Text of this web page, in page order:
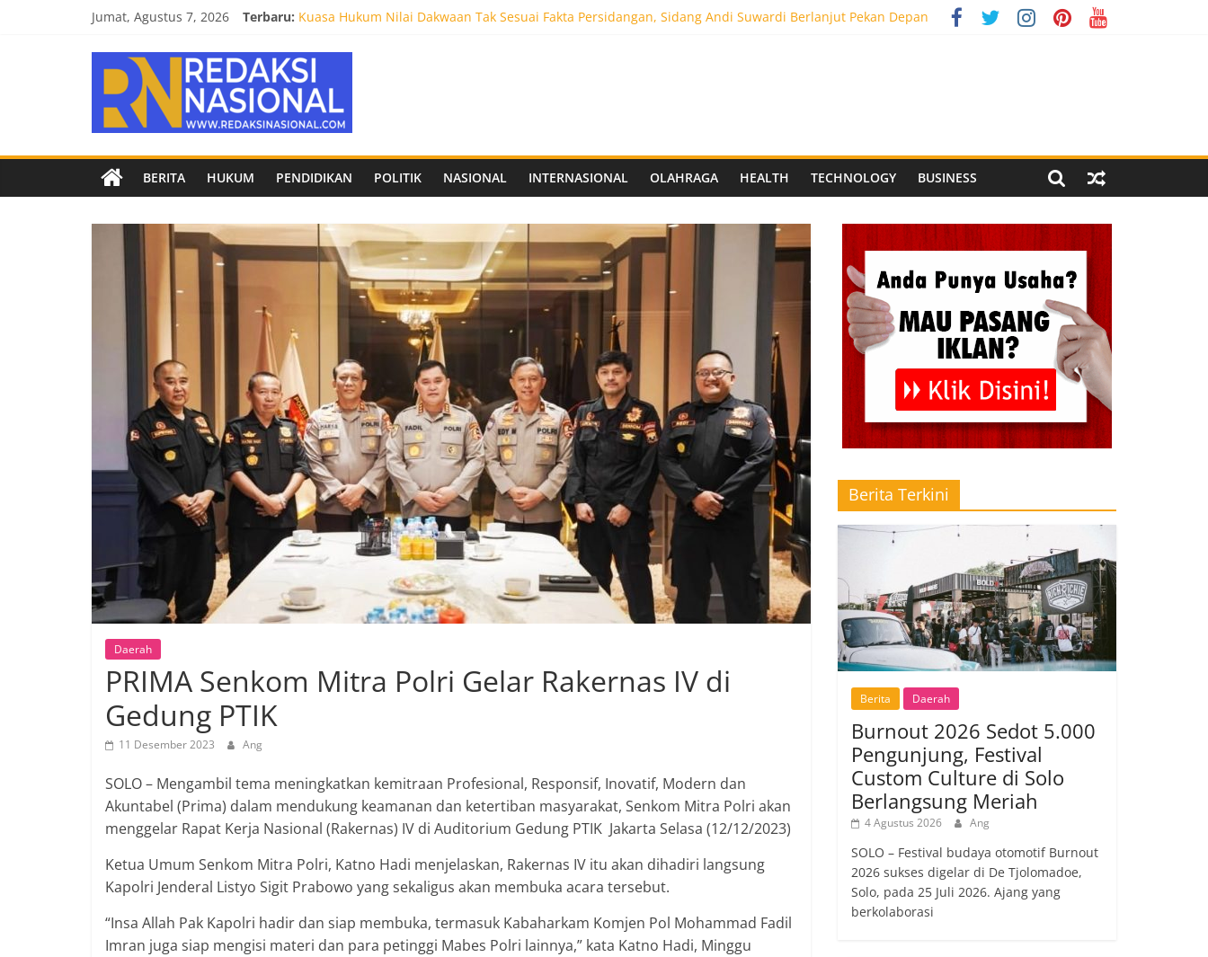
Jumat, Agustus 7, 2026 Terbaru: Biro Hukum Setdaprov Jatim Matangkan Keamanan Website dan Siapkan Sistem Social Media Tracking
Kuasa Hukum Nilai Dakwaan Tak Sesuai Fakta Persidangan, Sidang Andi Suwardi Berlanjut Pekan Depan
Burnout 2026 Sedot 5.000 Pengunjung, Festival Custom Culture di Solo Berlangsung Meriah
Kendal Tornado FC Siapkan Stadion Berkapasitas 10 Ribu Penonton, Dekat Exit Tol Pegandon
Empat Tim Fakultas Vokasi UNAIR Mulai Perjuangan di Final OLIVIA XI 2026
Redaksi
Nasional
Berita
terpercaya
netral
BERITA HUKUM PENDIDIKAN POLITIK NASIONAL INTERNASIONAL OLAHRAGA HEALTH TECHNOLOGY BUSINESS
Daerah
PRIMA Senkom Mitra Polri Gelar Rakernas IV di
Gedung PTIK
11 Desember 2023 Ang
SOLO – Mengambil tema meningkatkan kemitraan Profesional, Responsif, Inovatif, Modern dan
Akuntabel (Prima) dalam mendukung keamanan dan ketertiban masyarakat, Senkom Mitra Polri akan
menggelar Rapat Kerja Nasional (Rakernas) IV di Auditorium Gedung PTIK Jakarta Selasa (12/12/2023)
Ketua Umum Senkom Mitra Polri, Katno Hadi menjelaskan, Rakernas IV itu akan dihadiri langsung
Kapolri Jenderal Listyo Sigit Prabowo yang sekaligus akan membuka acara tersebut.
“Insa Allah Pak Kapolri hadir dan siap membuka, termasuk Kabaharkam Komjen Pol Mohammad Fadil
Imran juga siap mengisi materi dan para petinggi Mabes Polri lainnya,” kata Katno Hadi, Minggu
Berita Terkini
Berita Daerah
Burnout 2026 Sedot 5.000
Pengunjung, Festival
Custom Culture di Solo
Berlangsung Meriah
4 Agustus 2026 Ang
SOLO – Festival budaya otomotif Burnout
2026 sukses digelar di De Tjolomadoe,
Solo, pada 25 Juli 2026. Ajang yang
berkolaborasi